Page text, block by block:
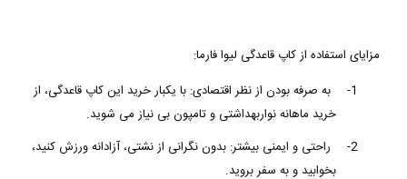
مزایای استفاده از کاپ قاعدگی لیوا فارما:
1-
به صرفه بودن از نظر اقتصادی: با یکبار خرید این کاپ قاعدگی، از
خرید ماهانه نواربهداشتی و تامپون بی نیاز می شوید.
2-
راحتی و ایمنی بیشتر: بدون نگرانی از نشتی، آزادانه ورزش کنید،
بخوابید و به سفر بروید.